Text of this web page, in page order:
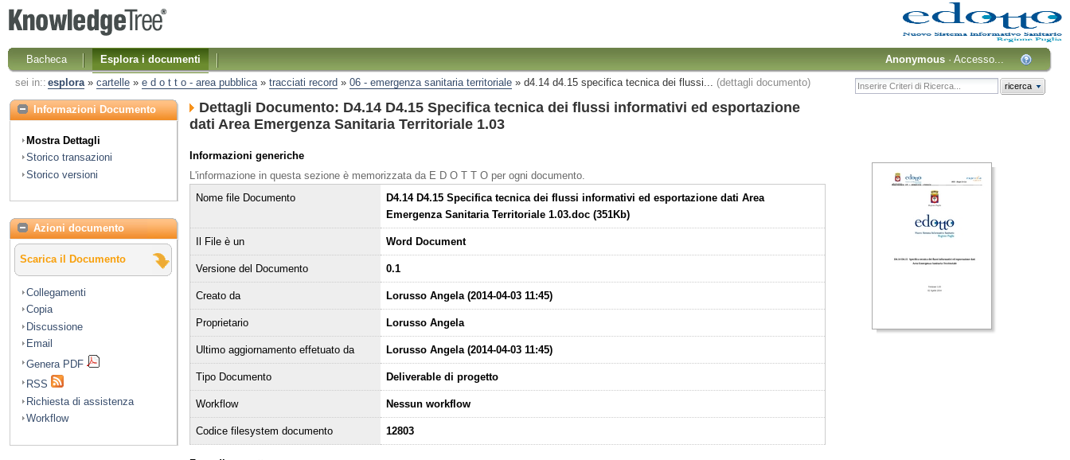
Bacheca Esplora i documenti Anonymous ·Accesso...
sei in:: esplora» cartelle» e d o t t o - area pubblica» tracciati record » 06 - emergenza sanitaria territoriale» d4.14 d4.15 specifica tecnica dei flussi... (dettagli documento) ricerca
Informazioni Documento
Mostra Dettagli
Storico transazioni
Storico versioni
Azioni documento
Scarica il Documento
Collegamenti
Copia
Discussione
Email
Genera PDF
RSS
Richiesta di assistenza
Workflow
Dettagli Documento: D4.14 D4.15 Specifica tecnica dei flussi informativi ed esportazione
dati Area Emergenza Sanitaria Territoriale 1.03
Informazioni generiche
L'informazione in questa sezione è memorizzata da E D O T T O per ogni documento.
Nome file Documento
D4.14 D4.15 Specifica tecnica dei flussi informativi ed esportazione dati Area
Emergenza Sanitaria Territoriale 1.03.doc (351Kb)
Il File è un Word Document
Versione del Documento 0.1
Creato da Lorusso Angela (2014-04-03 11:45)
Proprietario Lorusso Angela
Ultimo aggiornamento effetuato da Lorusso Angela (2014-04-03 11:45)
Tipo Documento Deliverable di progetto
Workflow Nessun workflow
Codice filesystem documento 12803